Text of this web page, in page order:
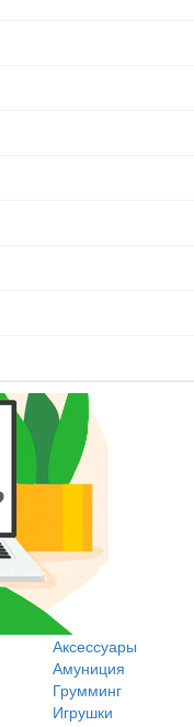
Аксессуары
Амуниция
Грумминг
Игрушки